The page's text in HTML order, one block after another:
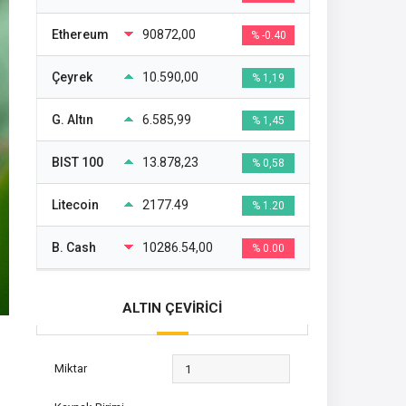
Ethereum 90872,00 % -0.40
Çeyrek 10.590,00 % 1,19
G. Altın 6.585,99 % 1,45
BIST 100 13.878,23 % 0,58
Litecoin 2177.49 % 1.20
B. Cash 10286.54,00 % 0.00
ALTIN ÇEVİRİCİ
Miktar